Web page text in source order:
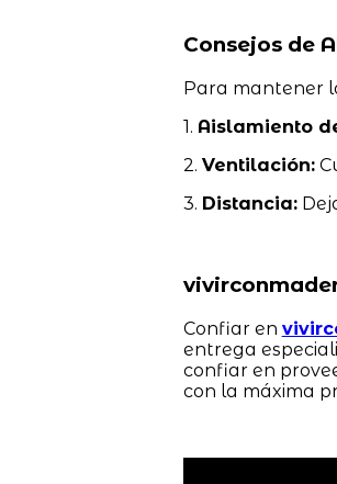
Consejos de
Para mantener
1. Aislamiento
2. Ventilación:
3. Distancia:
Confiar en
entrega
confiar en
con la máxima